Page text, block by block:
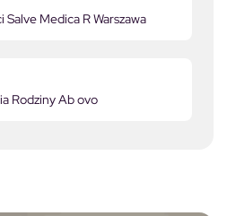
Salve Medica R Warszawa
Rodziny Ab ovo